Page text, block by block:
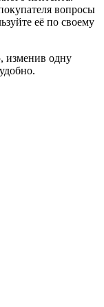
вопросы
её по своему
изменив одну